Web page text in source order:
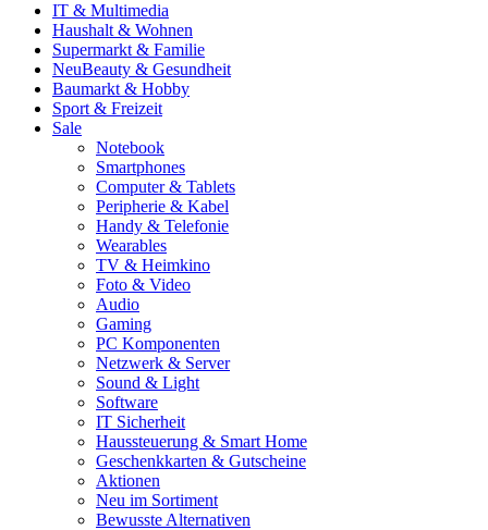
IT & Multimedia
Haushalt & Wohnen
Supermarkt & Familie
NeuBeauty & Gesundheit
Baumarkt & Hobby
Sport & Freizeit
Sale
Notebook
Smartphones
Computer & Tablets
Peripherie & Kabel
Handy & Telefonie
Wearables
TV & Heimkino
Foto & Video
Audio
Gaming
PC Komponenten
Netzwerk & Server
Sound & Light
Software
IT Sicherheit
Haussteuerung & Smart Home
Geschenkkarten & Gutscheine
Aktionen
Neu im Sortiment
Bewusste Alternativen